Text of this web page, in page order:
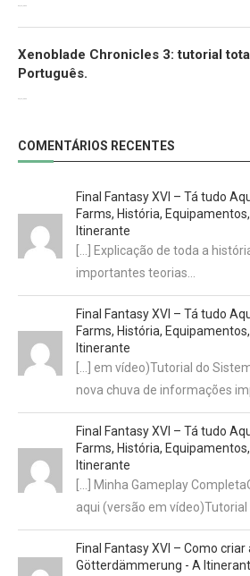
Xenoblade Chronicles 3: tutorial
Português.
COMENTÁRIOS RECENTES
Final Fantasy XVI – Tá tudo
Farms, História,
Itinerante
[…] Explicação de toda a
importantes teorias…
Final Fantasy XVI – Tá tudo
Farms, História,
Itinerante
[…] em vídeo)Tutorial do
nova chuva de informações
Final Fantasy XVI – Tá tudo
Farms, História,
Itinerante
[…] Minha Gameplay
aqui (versão em vídeo)Tutorial
Final Fantasy XVI – Como criar
Götterdämmerung - A